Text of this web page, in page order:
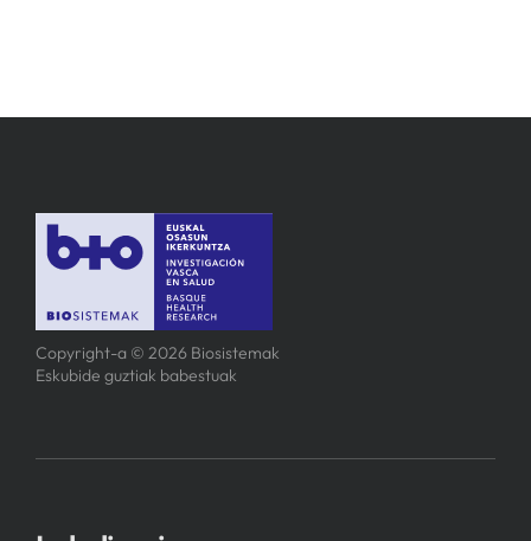
Copyright-a © 2026 Biosistemak
Eskubide guztiak babestuak